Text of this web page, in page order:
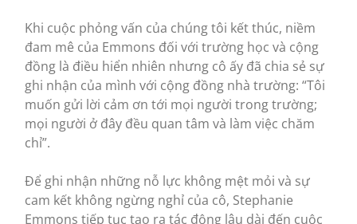
Khi cuộc phỏng vấn của chúng tôi kết thúc, niềm
đam mê của Emmons đối với trường học và cộng
đồng là điều hiển nhiên nhưng cô ấy đã chia sẻ sự
ghi nhận của mình với cộng đồng nhà trường: “Tôi
muốn gửi lời cảm ơn tới mọi người trong trường;
mọi người ở đây đều quan tâm và làm việc chăm
chỉ”.
Để ghi nhận những nỗ lực không mệt mỏi và sự
cam kết không ngừng nghỉ của cô, Stephanie
Emmons tiếp tục tạo ra tác động lâu dài đến cuộc